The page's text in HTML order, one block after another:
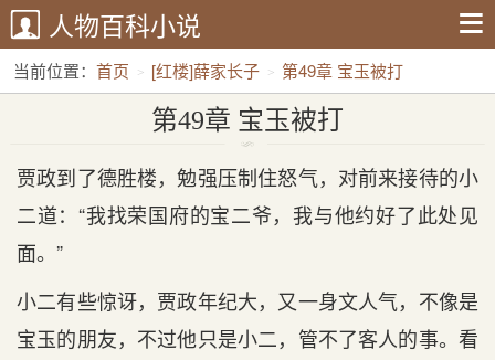
人物百科小说
当前位置： 首页 [红楼]薛家长子 第49章 宝玉被打
第49章 宝玉被打
贾政到了德胜楼，勉强压制住怒气，对前来接待的小
二道：“我找荣国府的宝二爷，我与他约好了此处见
面。”
小二有些惊讶，贾政年纪大，又一身文人气，不像是
宝玉的朋友，不过他只是小二，管不了客人的事。看